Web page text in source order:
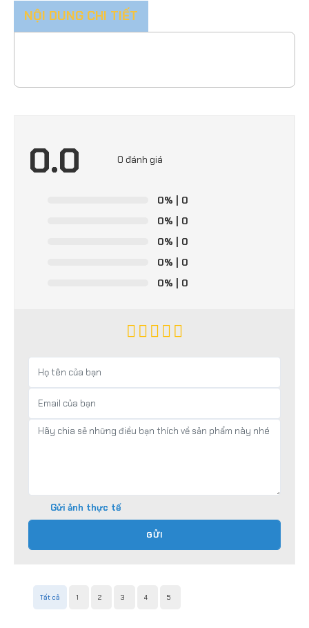
NỘI DUNG CHI TIẾT
0.0 0 đánh giá
0% | 0
0% | 0
0% | 0
0% | 0
0% | 0
Gửi ảnh thực tế
GỬI
Tất cả 1 2 3 4 5